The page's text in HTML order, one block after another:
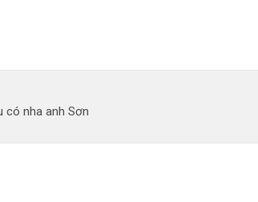
có nha anh Sơn